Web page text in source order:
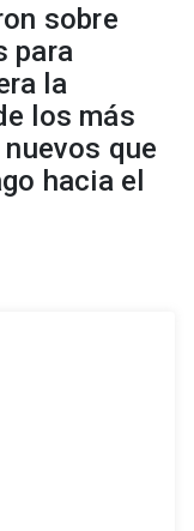
sobre
para
la
los más
que
hacia el